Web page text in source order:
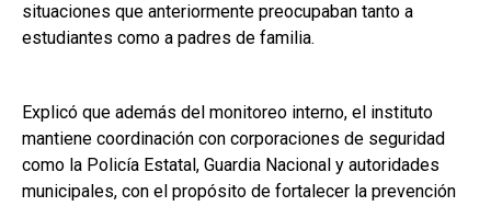
situaciones que anteriormente preocupaban tanto a
estudiantes como a padres de familia.
Explicó que además del monitoreo interno, el instituto
mantiene coordinación con corporaciones de seguridad
como la Policía Estatal, Guardia Nacional y autoridades
municipales, con el propósito de fortalecer la prevención